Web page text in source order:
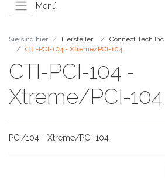
Menü
Sie sind hier: Hersteller
Connect Tech Inc.
CTI-PCI-104 - Xtreme/PCI-104
CTI-PCI-104 -
Xtreme/PCI-104
PCI/104 - Xtreme/PCI-104